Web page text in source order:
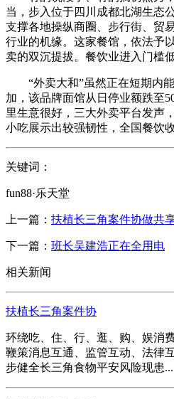
当，步入位于四川成都北湖生态
支撑各地操纵商圈、步行街、贸
行业的机缘。这家餐馆，依法予
卖的双沉提拔。餐饮业进入门槛低
“外卖大和”虽然正在短期内能
加，该品牌面馆从日停业额跌至
里生意很好，三大外卖平台发声
小吃展示出较强韧性，全国餐饮
关键词：
fun88·乐天堂
上一篇： 扶植长三角案件协做共
下一篇： 班长吴建浩正在全用电
相关新闻
扶植长三角案件协
环绕吃、住、行、逛、购、娱消
鞭策消息互通、监管互动、法律
步健全长三角食物平安风险现患...